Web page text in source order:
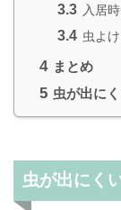
3.3 入居
3.4 虫よ
4 まとめ
5 虫が出に
虫が出にく